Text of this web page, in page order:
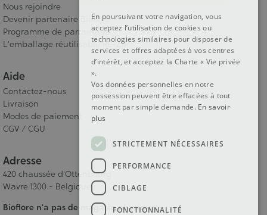
Nous rejoindre
Devenir partenaire Bioflore
Programme de parrainage
L'emballage réutilisable RE-ZIP
Aide
Contactez-nous
Livraison
Modes de paiement
CGV / CGU
Adresse
420 chaussée d'Ottenbourg
Wavre 1300 - Belgique
Bioflore n’a pas de magasin physique.
En poursuivant votre navigation, vous
acceptez l’utilisation de cookies ou
technologies similaires pour disposer de
services et offres adaptées à vos centres
d’intérêt, et acceptez la Charte « Vie privée
».
Vos données personnelles en notre
possession peuvent être effacées à tout
moment par simple demande. En savoir
plus
STRICTEMENT NÉCESSAIRES
PERFORMANCE
CIBLAGE
FONCTIONNALITÉ